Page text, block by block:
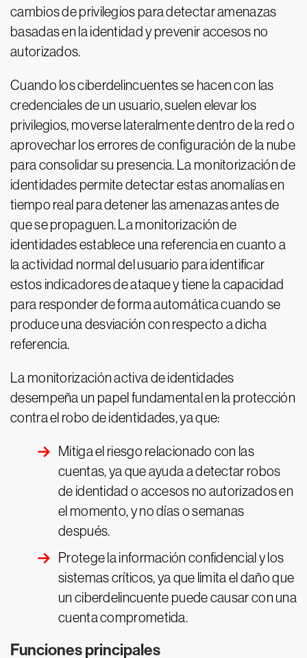
cambios de privilegios para detectar amenazas
basadas en la identidad y prevenir accesos no
autorizados.
Cuando los ciberdelincuentes se hacen con las
credenciales de un usuario, suelen elevar los
privilegios, moverse lateralmente dentro de la red o
aprovechar los errores de configuración de la nube
para consolidar su presencia. La monitorización de
identidades permite detectar estas anomalías en
tiempo real para detener las amenazas antes de
que se propaguen. La monitorización de
identidades establece una referencia en cuanto a
la actividad normal del usuario para identificar
estos indicadores de ataque y tiene la capacidad
para responder de forma automática cuando se
produce una desviación con respecto a dicha
referencia.
La monitorización activa de identidades
desempeña un papel fundamental en la protección
contra el robo de identidades, ya que:
Mitiga el riesgo relacionado con las
cuentas, ya que ayuda a detectar robos
de identidad o accesos no autorizados en
el momento, y no días o semanas
después.
Protege la información confidencial y los
sistemas críticos, ya que limita el daño que
un ciberdelincuente puede causar con una
cuenta comprometida.
Funciones principales